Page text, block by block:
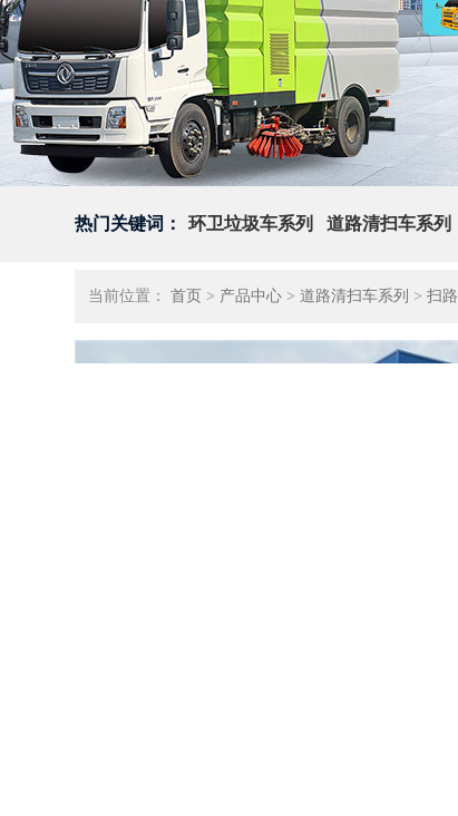
热门关键词： 环卫垃圾车系列 道路清扫车系列
当前位置：首页 > 产品中心 >道路清扫车系列 >扫